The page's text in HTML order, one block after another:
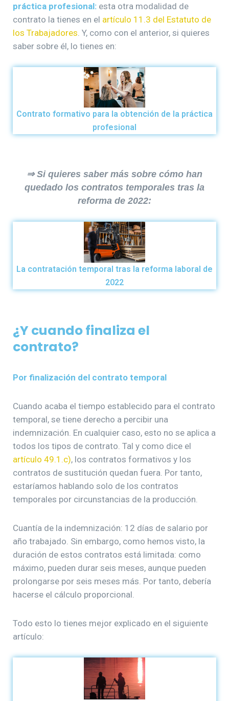
práctica profesional: esta otra modalidad de
contrato la tienes en el artículo 11.3 del Estatuto de
los Trabajadores . Y, como con el anterior, si quieres
saber sobre él, lo tienes en:
Contrato formativo para la obtención de la práctica
profesional
⇒ Si quieres saber más sobre cómo han
quedado los contratos temporales tras la
reforma de 2022:
La contratación temporal tras la reforma laboral de
2022
¿Y cuando finaliza el
contrato?
Por finalización del contrato temporal
Cuando acaba el tiempo establecido para el contrato
temporal, se tiene derecho a percibir una
indemnización. En cualquier caso, esto no se aplica a
todos los tipos de contrato. Tal y como dice el
artículo 49.1.c), los contratos formativos y los
contratos de sustitución quedan fuera. Por tanto,
estaríamos hablando solo de los contratos
temporales por circunstancias de la producción.
Cuantía de la indemnización: 12 días de salario por
año trabajado. Sin embargo, como hemos visto, la
duración de estos contratos está limitada: como
máximo, pueden durar seis meses, aunque pueden
prolongarse por seis meses más. Por tanto, debería
hacerse el cálculo proporcional.
Todo esto lo tienes mejor explicado en el siguiente
artículo: